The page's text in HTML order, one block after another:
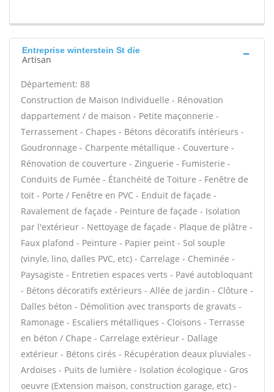
Entreprise winterstein St die
Artisan
Département: 88
Construction de Maison Individuelle - Rénovation
dappartement / de maison - Petite maçonnerie -
Terrassement - Chapes - Bétons décoratifs intérieurs -
Goudronnage - Charpente métallique - Couverture -
Rénovation de couverture - Zinguerie - Fumisterie -
Conduits de Fumée - Étanchéité de Toiture - Fenêtre de
toit - Porte / Fenêtre en PVC - Enduit de façade -
Ravalement de façade - Peinture de façade - Isolation
par l'extérieur - Nettoyage de façade - Plaque de plâtre -
Faux plafond - Peinture - Papier peint - Sol souple
(vinyle, lino, dalles PVC, etc) - Carrelage - Cheminée -
Paysagiste - Entretien espaces verts - Pavé autobloquant
- Bétons décoratifs extérieurs - Allée de jardin - Clôture -
Dalles béton - Démolition avec transports de gravats -
Ramonage - Escaliers métalliques - Cloisons - Terrasse
en béton / Chape - Carrelage extérieur - Dallage
extérieur - Bétons cirés - Récupération deaux pluviales -
Ardoises - Puits de lumière - Isolation écologique - Gros
oeuvre (Extension maison, construction garage, etc) -